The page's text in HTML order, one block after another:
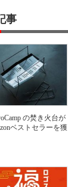
事
の焚き火台が
ベストセラーを獲